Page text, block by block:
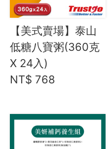
【美式賣場】泰山
低糖八寶粥(360克
X 24入)
NT$ 768